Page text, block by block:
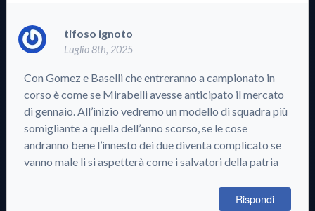
tifoso ignoto
Luglio 8th, 2025
Con Gomez e Baselli che entreranno a campionato in
corso è come se Mirabelli avesse anticipato il mercato
di gennaio. All’inizio vedremo un modello di squadra più
somigliante a quella dell’anno scorso, se le cose
andranno bene l’innesto dei due diventa complicato se
vanno male li si aspetterà come i salvatori della patria
Rispondi